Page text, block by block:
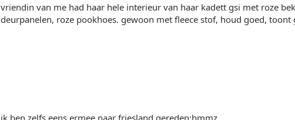
vriendin van me had haar hele interieur van haar kadett gsi met roze
deurpanelen, roze pookhoes. gewoon met fleece stof, houd goed, toont
ik ben zelfs eens ermee naar friesland gereden:hmmz